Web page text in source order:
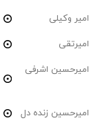
امیر وکیلی
امیرتقی
امیرحسین اشرفی
امیرحسین زنده دل